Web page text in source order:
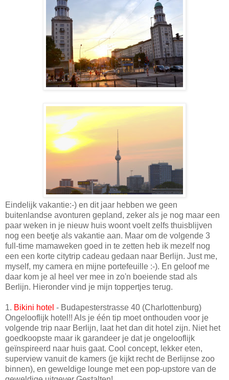
Eindelijk vakantie:-) en dit jaar hebben we geen
buitenlandse avonturen gepland, zeker als je nog maar een
paar weken in je nieuw huis woont voelt zelfs thuisblijven
nog een beetje als vakantie aan. Maar om de volgende 3
full-time mamaweken goed in te zetten heb ik mezelf nog
een een korte citytrip cadeau gedaan naar Berlijn. Just me,
myself, my camera en mijne portefeuille :-). En geloof me
daar kom je al heel ver mee in zo'n boeiende stad als
Berlijn. Hieronder vind je mijn toppertjes terug.
1. Bikini hotel - Budapesterstrasse 40 (Charlottenburg)
Ongelooflijk hotel!! Als je één tip moet onthouden voor je
volgende trip naar Berlijn, laat het dan dit hotel zijn. Niet het
goedkoopste maar ik garandeer je dat je ongelooflijk
geïnspireerd naar huis gaat. Cool concept, lekker eten,
superview vanuit de kamers (je kijkt recht de Berlijnse zoo
binnen), en geweldige lounge met een pop-upstore van de